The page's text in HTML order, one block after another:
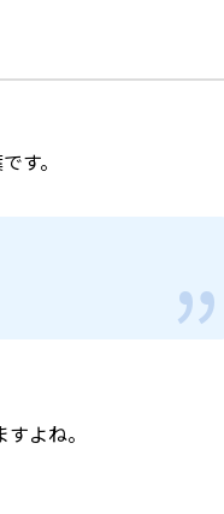
す。
よね。